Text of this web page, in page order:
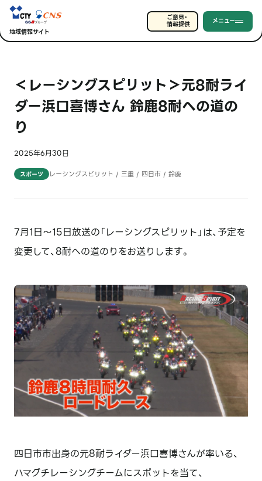
地域情報サイト
ご意見・
情報提供 メニュー
＜レーシングスピリット＞元8耐ライ
ダー浜口喜博さん 鈴鹿8耐への道の
り
2025年6月30日
スポーツ レーシングスピリット / 三重 / 四日市 / 鈴鹿
7月1日～15日放送の「レーシングスピリット」は、予定を
変更して、8耐への道のりをお送りします。
四日市市出身の元8耐ライダー浜口喜博さんが率いる、
ハマグチレーシングチームにスポットを当て、